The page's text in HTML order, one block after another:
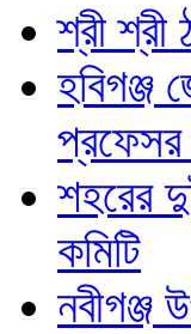
শ্রী
হবিগঞ্জ
শহরের
কমিটি
নবীগঞ্জ